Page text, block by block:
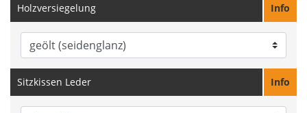
Holzversiegelung Info
Sitzkissen Leder Info